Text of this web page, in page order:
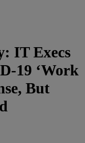
IT Execs
19 ‘Work
But